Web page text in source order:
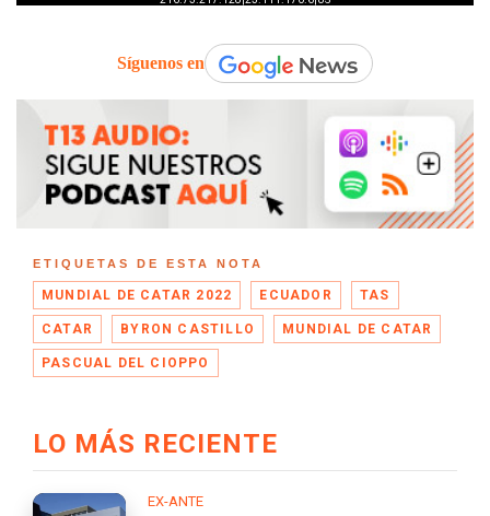
Síguenos en
ETIQUETAS DE ESTA NOTA
MUNDIAL DE CATAR 2022 ECUADOR TAS
CATAR BYRON CASTILLO MUNDIAL DE CATAR
PASCUAL DEL CIOPPO
LO MÁS RECIENTE
EX-ANTE